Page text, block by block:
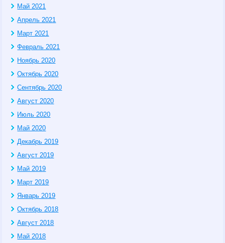
Май 2021
Апрель 2021
Март 2021
Февраль 2021
Ноябрь 2020
Октябрь 2020
Сентябрь 2020
Август 2020
Июль 2020
Май 2020
Декабрь 2019
Август 2019
Май 2019
Март 2019
Январь 2019
Октябрь 2018
Август 2018
Май 2018